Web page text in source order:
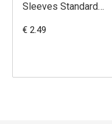
Sleeves Standard
€ 2.49